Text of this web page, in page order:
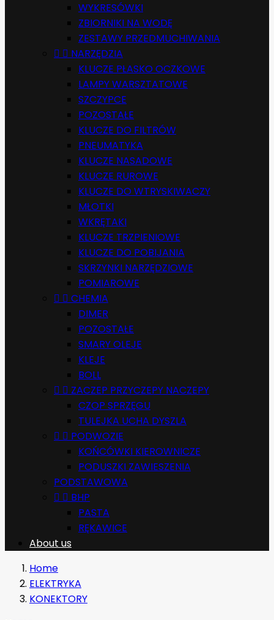
WYKRESÓWKI
ZBIORNIKI NA WODĘ
ZESTAWY PRZEDMUCHIWANIA
  NARZĘDZIA
KLUCZE PŁASKO OCZKOWE
LAMPY WARSZTATOWE
SZCZYPCE
POZOSTAŁE
KLUCZE DO FILTRÓW
PNEUMATYKA
KLUCZE NASADOWE
KLUCZE RUROWE
KLUCZE DO WTRYSKIWACZY
MŁOTKI
WKRĘTAKI
KLUCZE TRZPIENIOWE
KLUCZE DO POBIJANIA
SKRZYNKI NARZĘDZIOWE
POMIAROWE
  CHEMIA
DIMER
POZOSTAŁE
SMARY OLEJE
KLEJE
BOLL
  ZACZEP PRZYCZEPY NACZEPY
CZOP SPRZĘGU
TULEJKA UCHA DYSZLA
  PODWOZIE
KOŃCÓWKI KIEROWNICZE
PODUSZKI ZAWIESZENIA
PODSTAWOWA
  BHP
PASTA
RĘKAWICE
About us
Home
ELEKTRYKA
KONEKTORY